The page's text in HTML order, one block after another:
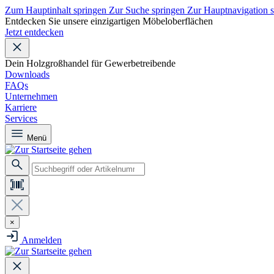
Zum Hauptinhalt springen Zur Suche springen Zur Hauptnavigation
Entdecken Sie unsere einzigartigen Möbeloberflächen
Jetzt entdecken
Dein Holzgroßhandel für Gewerbetreibende
Downloads
FAQs
Unternehmen
Karriere
Services
Menü
×
Anmelden